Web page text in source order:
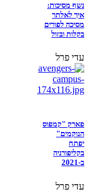
נשף מסיכות:
איך לאלתר
מסיכה לפורים
בקלות ובזול
עדי פרל
פארק "קמפוס
הנוקמים"
יפתח
בקליפורניה
ב-2021
עדי פרל